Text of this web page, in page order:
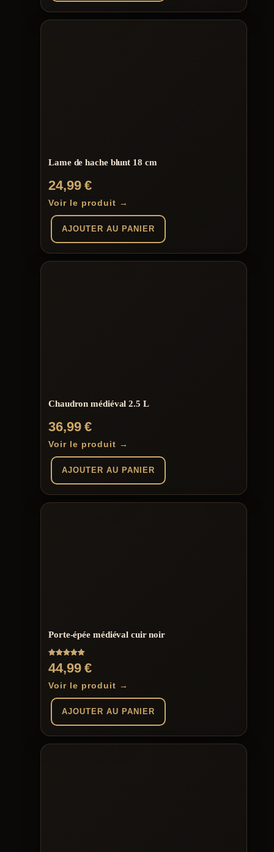
Lame de hache blunt 18 cm
24,99€
Voir le produit →
AJOUTER AU PANIER
Chaudron médiéval 2.5 L
36,99€
Voir le produit →
AJOUTER AU PANIER
Porte-épée médiéval cuir noir
Note
5.00
sur 5
44,99€
Voir le produit →
AJOUTER AU PANIER